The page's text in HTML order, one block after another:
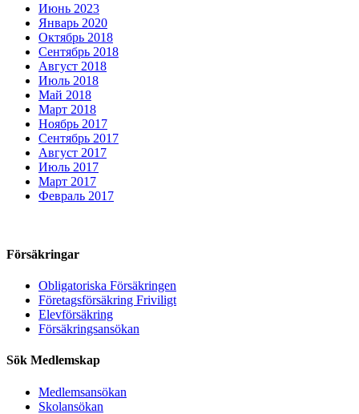
Июнь 2023
Январь 2020
Октябрь 2018
Сентябрь 2018
Август 2018
Июль 2018
Май 2018
Март 2018
Ноябрь 2017
Сентябрь 2017
Август 2017
Июль 2017
Март 2017
Февраль 2017
Försäkringar
Obligatoriska Försäkringen
Företagsförsäkring Friviligt
Elevförsäkring
Försäkringsansökan
Sök Medlemskap
Medlemsansökan
Skolansökan